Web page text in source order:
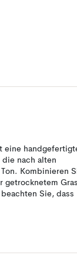
eine
die nach alten
Kombinieren
getrocknetem Gras
Sie, dass